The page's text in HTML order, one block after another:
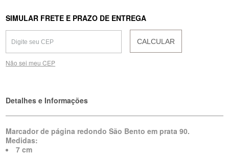
SIMULAR FRETE E PRAZO DE ENTREGA
CALCULAR
Não sei meu CEP
Detalhes e Informações
Marcador de página redondo São Bento em prata 90.
Medidas:
7 cm